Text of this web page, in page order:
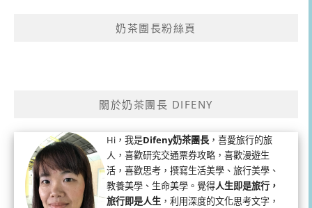
奶茶團長粉絲頁
關於奶茶團長 DIFENY
Hi，我是Difeny奶茶團長 ，喜愛旅行的旅
人，喜歡研究交通票券攻略，喜歡漫遊生
活，喜歡思考，撰寫生活美學、旅行美學、
教養美學、生命美學。覺得人生即是旅行，
旅行即是人生 ，利用深度的文化思考文字，